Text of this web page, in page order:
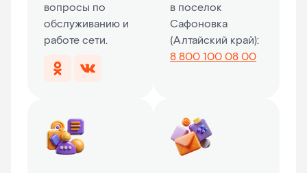
вопросы по
обслуживанию и
работе сети.
в поселок
Сафоновка
(Алтайский край):
8 800 100 08 00